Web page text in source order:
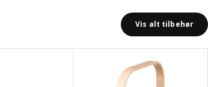
Vis alt tilbehør